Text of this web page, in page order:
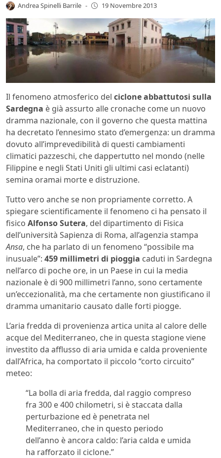
Andrea Spinelli Barrile - 19 Novembre 2013
Il fenomeno atmosferico del ciclone abbattutosi sulla
Sardegna è già assurto alle cronache come un nuovo
dramma nazionale, con il governo che questa mattina
ha decretato l’ennesimo stato d’emergenza: un dramma
dovuto all’imprevedibilità di questi cambiamenti
climatici pazzeschi, che dappertutto nel mondo (nelle
Filippine e negli Stati Uniti gli ultimi casi eclatanti)
semina oramai morte e distruzione.
Tutto vero anche se non propriamente corretto. A
spiegare scientificamente il fenomeno ci ha pensato il
fisico Alfonso Sutera, del dipartimento di Fisica
dell’università Sapienza di Roma, all’agenzia stampa
Ansa, che ha parlato di un fenomeno “possibile ma
inusuale”: 459 millimetri di pioggia caduti in Sardegna
nell’arco di poche ore, in un Paese in cui la media
nazionale è di 900 millimetri l’anno, sono certamente
un’eccezionalità, ma che certamente non giustificano il
dramma umanitario causato dalle forti piogge.
L’aria fredda di provenienza artica unita al calore delle
acque del Mediterraneo, che in questa stagione viene
investito da afflusso di aria umida e calda proveniente
dall’Africa, ha comportato il piccolo “corto circuito”
meteo:
“La bolla di aria fredda, dal raggio compreso
fra 300 e 400 chilometri, si è staccata dalla
perturbazione ed è penetrata nel
Mediterraneo, che in questo periodo
dell’anno è ancora caldo: l’aria calda e umida
ha rafforzato il ciclone.”